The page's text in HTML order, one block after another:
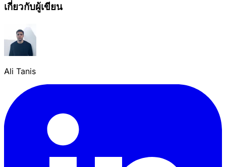
เกี่ยวกับผู้เขียน
Ali Tanis